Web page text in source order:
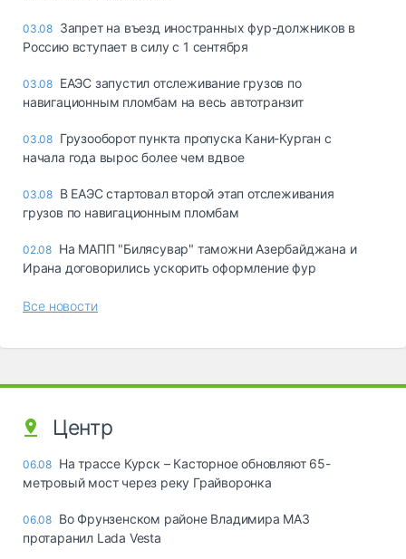
03.08 Запрет на въезд иностранных фур-должников в
Россию вступает в силу с 1 сентября
03.08 ЕАЭС запустил отслеживание грузов по
навигационным пломбам на весь автотранзит
03.08 Грузооборот пункта пропуска Кани-Курган с
начала года вырос более чем вдвое
03.08 В ЕАЭС стартовал второй этап отслеживания
грузов по навигационным пломбам
02.08 На МАПП "Билясувар" таможни Азербайджана и
Ирана договорились ускорить оформление фур
Все новости
Центр
06.08 На трассе Курск – Касторное обновляют 65-
метровый мост через реку Грайворонка
06.08 Во Фрунзенском районе Владимира МАЗ
протаранил Lada Vesta